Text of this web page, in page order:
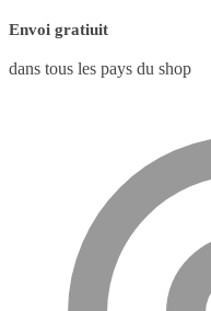
Envoi gratiuit
dans tous les pays du shop